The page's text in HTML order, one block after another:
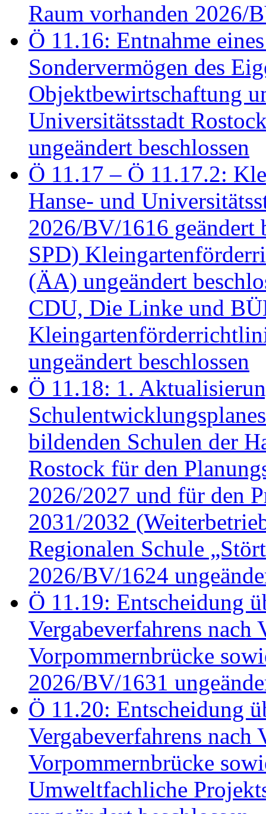
Raum vorhanden 2026/
Ö 11.16: Entnahme
Sondervermögen des
Objektbewirtschaftung
Universitätsstadt
ungeändert beschlossen
Ö 11.17 – Ö 11.17.2:
Hanse- und
2026/BV/1616 geändert
SPD)
(ÄA) ungeändert
CDU, Die Linke und
ungeändert beschlossen
Ö 11.18: 1.
bildenden Schulen der
Rostock für den
2026/2027 und für den
2031/2032
Regionalen Schule
2026/BV/1624
Ö 11.19: Entscheidung
Vergabeverfahrens
Vorpommernbrücke
2026/BV/1631
Ö 11.20: Entscheidung
Vergabeverfahrens
Vorpommernbrücke
Umweltfachliche